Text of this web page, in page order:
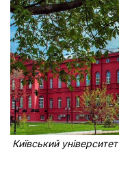
Київський